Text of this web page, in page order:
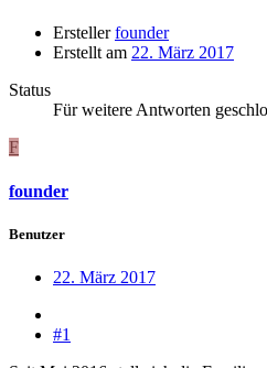
Ersteller founder
Erstellt am 22. März 2017
Status
Für weitere Antworten
F
founder
Benutzer
22. März 2017
#1